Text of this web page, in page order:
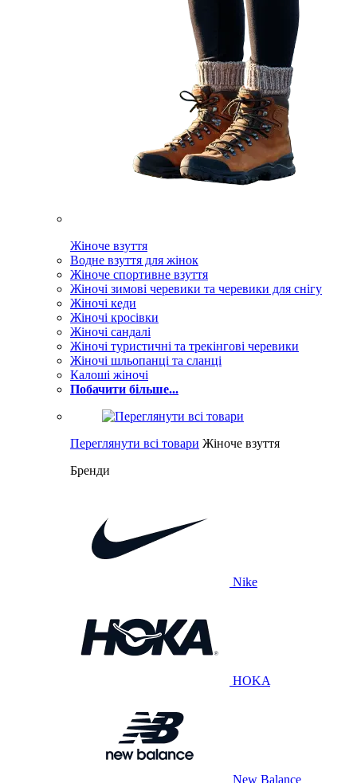
Жіноче взуття
Водне взуття для жінок
Жіноче спортивне взуття
Жіночі зимові черевики та черевики для снігу
Жіночі кеди
Жіночі кросівки
Жіночі сандалі
Жіночі туристичні та трекінгові черевики
Жіночі шльопанці та сланці
Калоші жіночі
Побачити більше...
Переглянути всі товари Жіноче взуття
Бренди
Nike
HOKA
New Balance